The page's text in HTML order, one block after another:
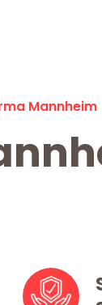
Mannheim